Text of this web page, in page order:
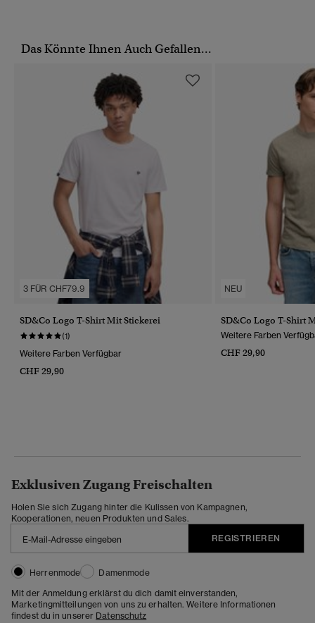
Das Könnte Ihnen Auch Gefallen...
3 FÜR CHF79.9
SD&Co Logo T-Shirt Mit Stickerei
(1)
Weitere Farben Verfügbar
CHF 29,90
NEU
SD&Co Logo T-Shirt
Weitere Farben
CHF 29,90
Exklusiven Zugang Freischalten
Holen Sie sich Zugang hinter die Kulissen von Kampagnen,
Kooperationen, neuen Produkten und Sales.
REGISTRIEREN
Herrenmode
Damenmode
Mit der Anmeldung erklärst du dich damit einverstanden,
Marketingmitteilungen von uns zu erhalten. Weitere Informationen
findest du in unserer Datenschutz